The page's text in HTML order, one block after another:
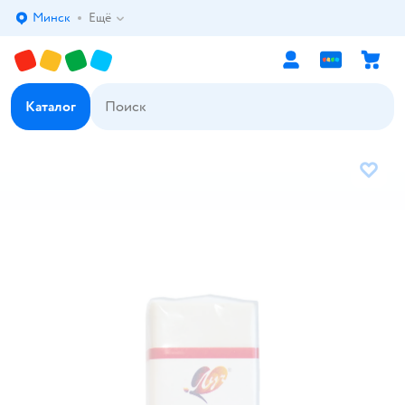
Выбор адреса доставки.
Минск Ещё
Каталог
В